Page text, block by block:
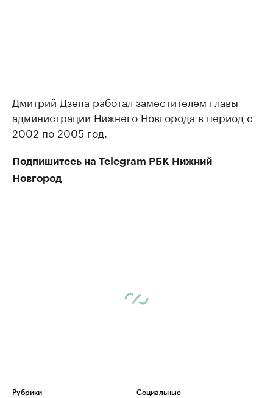
Дмитрий Дзепа работал заместителем главы
администрации Нижнего Новгорода в период с
2002 по 2005 год.
Подпишитесь на Telegram РБК Нижний
Новгород
Рубрики
Социальные